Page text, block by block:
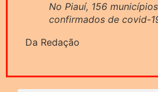
No Piauí, 156
confirmados de covid-
Da Redação